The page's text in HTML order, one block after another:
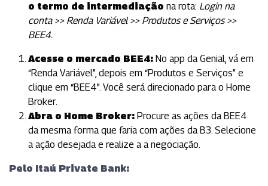
o termo de intermediação na rota: Login na
conta >> Renda Variável >> Produtos e Serviços >>
BEE4.
Acesse o mercado BEE4: No app da Genial, vá em
“Renda Variável”, depois em “Produtos e Serviços” e
clique em “BEE4”. Você será direcionado para o Home
Broker.
Abra o Home Broker: Procure as ações da BEE4
da mesma forma que faria com ações da B3. Selecione
a ação desejada e realize a a negociação.
Pelo Itaú Private Bank: